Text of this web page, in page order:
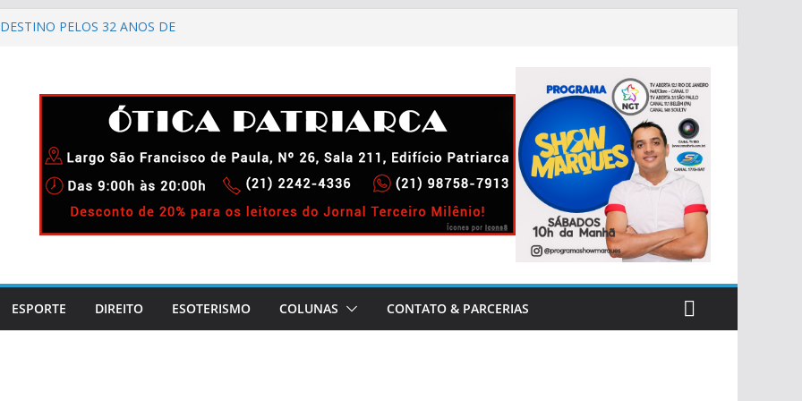
PELOS 32 ANOS DE
ESPORTE DIREITO ESOTERISMO COLUNAS CONTATO & PARCERIAS